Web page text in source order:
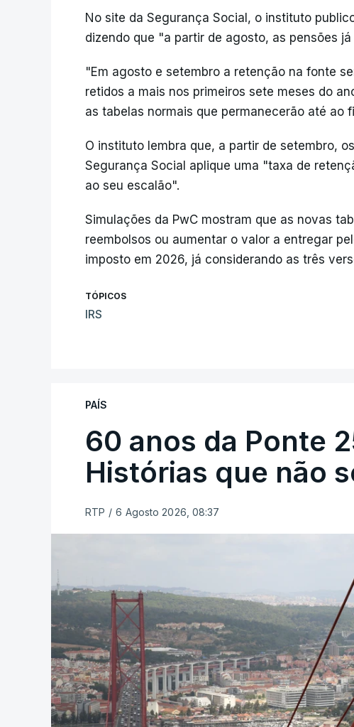
No site da Segurança Social, o instituto
dizendo que "a partir de agosto, as pensões
"Em agosto e setembro a retenção na fonte
retidos a mais nos primeiros sete meses do
as tabelas normais que permanecerão até ao
O instituto lembra que, a partir de setembro,
Segurança Social aplique uma "taxa de
ao seu escalão".
Simulações da PwC mostram que as novas
reembolsos ou aumentar o valor a entregar
imposto em 2026, já considerando as três
TÓPICOS
IRS
PAÍS
60 anos da Ponte
Histórias que não
RTP / 6 Agosto 2026, 08:37